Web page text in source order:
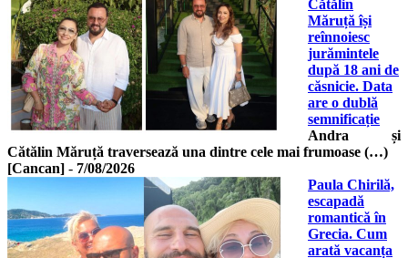
Cătălin
Măruță își
reînnoiesc
jurămintele
după 18 ani de
căsnicie. Data
are o dublă
semnificație
Andra și
Cătălin Măruță traversează una dintre cele mai frumoase (…)
[Cancan] - 7/08/2026
Paula Chirilă,
escapadă
romantică în
Grecia. Cum
arată vacanța